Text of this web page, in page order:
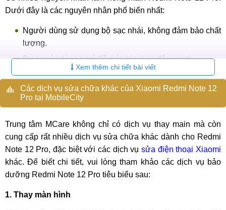
Dưới đây là các nguyên nhân phổ biến nhất:
Người dùng sử dụng bộ sạc nhái, không đảm bảo chất
lượng.
Do người dùng sơ ý để máy bị rơi va đập mạnh.
Điện thoại vô tình bị hấp hơi ẩm, rơi xuống nước khiến
main bị chập cháy dẫn đến hư hỏng.
Xiaomi Redmi Note 12 Pro bị quá nóng, trong thời gian
dụng, nhất là khi chơi các game nặng.
Quy trình thay main Xiaomi Redmi Note 12 Pro tại
MobileCity
Khi điện thoại bị hỏng hóc cần sửa chưa hãy mang điện
thoại tới các trung tâm uy tín để được phục vụ tốt nhất dưới
đây là quy trình thay main Redmi Note 12 Pro tại MobileCity:
Xem thêm chi tiết bài viết
Các dich vụ sửa chữa khác của Xiaomi Redmi Note 12
Pro tại MobileCity
Trung tâm MCare không chỉ có dịch vụ thay main mà còn
cung cấp rất nhiều dịch vụ sửa chữa khác dành cho Redmi
Note 12 Pro, đặc biệt với các dịch vụ sửa điện thoại Xiaomi
khác. Để biết chi tiết, vui lòng tham khảo các dịch vụ bảo
dưỡng Redmi Note 12 Pro tiêu biểu sau:
1. Thay màn hình